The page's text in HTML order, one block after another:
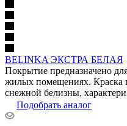
BELINKA ЭКСТРА БЕЛАЯ
Покрытие предназначено
жилых помещениях. Краска
снежной белизны,
Подобрать аналог